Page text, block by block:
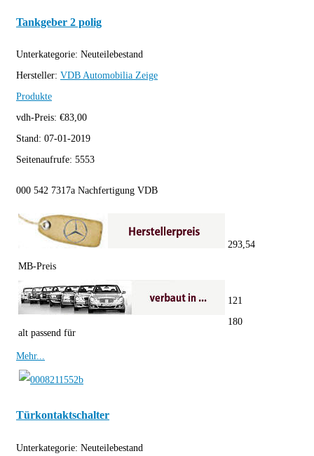
Tankgeber 2 polig
Unterkategorie: Neuteilebestand
Hersteller: VDB Automobilia Zeige
Produkte
vdh-Preis: €83,00
Stand: 07-01-2019
Seitenaufrufe: 5553
000 542 7317a Nachfertigung VDB
MB-Preis
293,54
alt passend für
121
180
Mehr...
Türkontaktschalter
Unterkategorie: Neuteilebestand